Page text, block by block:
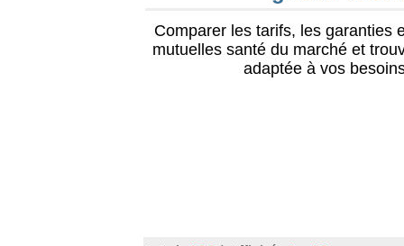
Comparer les tarifs, les garanties
mutuelles santé du marché et
adaptée à vos